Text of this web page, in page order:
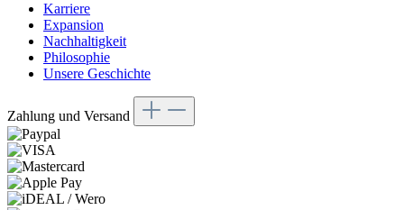
Karriere
Expansion
Nachhaltigkeit
Philosophie
Unsere Geschichte
Zahlung und Versand